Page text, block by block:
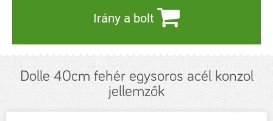
Irány a bolt
Dolle 40cm fehér egysoros acél konzol
jellemzők